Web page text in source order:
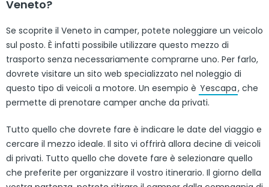
Veneto?
Se scoprite il Veneto in camper, potete noleggiare un veicolo
sul posto. È infatti possibile utilizzare questo mezzo di
trasporto senza necessariamente comprarne uno. Per farlo,
dovrete visitare un sito web specializzato nel noleggio di
questo tipo di veicoli a motore. Un esempio è Yescapa, che
permette di prenotare camper anche da privati.
Tutto quello che dovrete fare è indicare le date del viaggio e
cercare il mezzo ideale. Il sito vi offrirà allora decine di veicoli
di privati. Tutto quello che dovete fare è selezionare quello
che preferite per organizzare il vostro itinerario. Il giorno della